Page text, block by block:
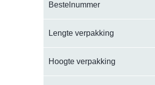
Bestelnummer
Lengte verpakking
Hoogte verpakking